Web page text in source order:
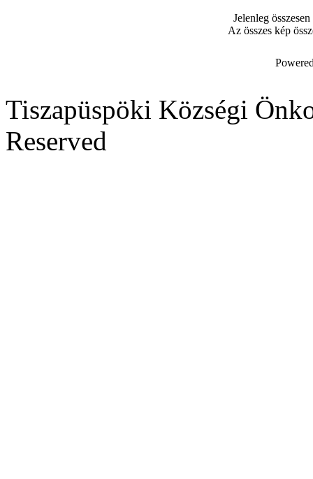
Jelenleg
Az összes kép
Tiszapüspöki Községi
Reserved